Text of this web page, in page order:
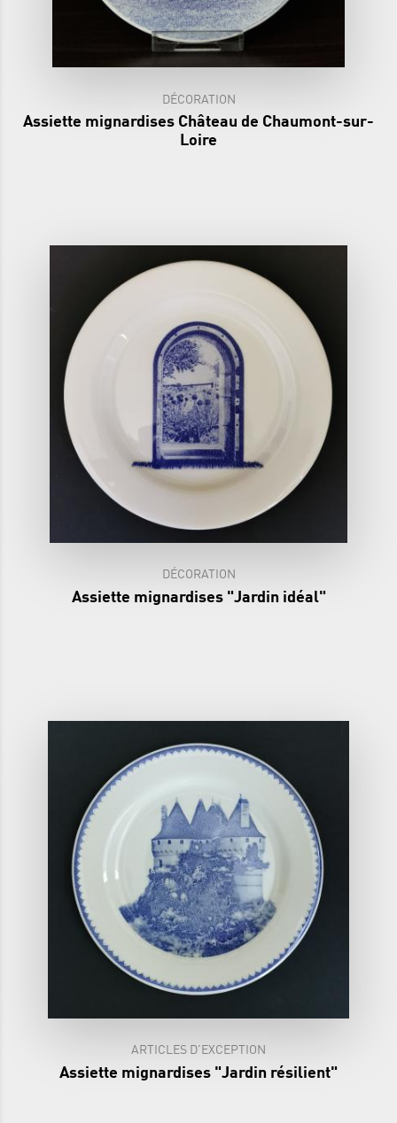
DÉCORATION
Assiette mignardises Château de Chaumont-sur-
Loire
DÉCORATION
Assiette mignardises "Jardin idéal"
ARTICLES D'EXCEPTION
Assiette mignardises "Jardin résilient"